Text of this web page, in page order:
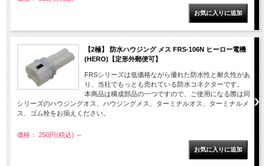
【2極】 防水ハウジング メス FRS-106N ヒーロー電機
(HERO)【定形外郵便可】
FRSシリーズは低価格ながら優れた防水性と耐久性があ
り、当社でもっとも売れている防水コネクターです。
本商品は構成部品の一つですので、ご使用になる際は同
シリーズのハウジングオス、ハウジングメス、ターミナルオス、ターミナルメ
ス、ゴム栓をお揃えください。
価格： 250円(税込) ～